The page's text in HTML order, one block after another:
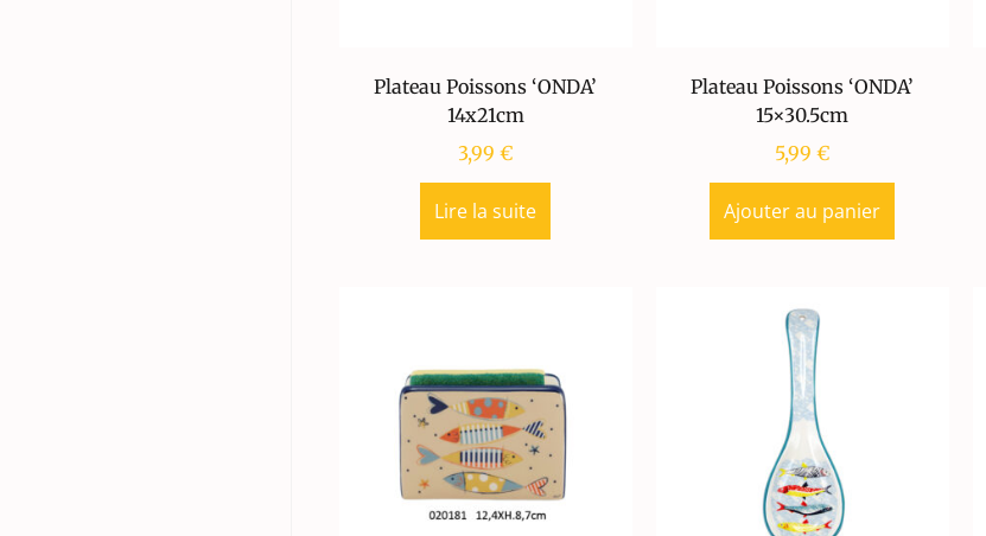
Plateau Poissons ‘ONDA’
14x21cm
3,99€
Lire la suite
Plateau Poissons ‘ONDA’
15×30.5cm
5,99€
Ajouter au panier